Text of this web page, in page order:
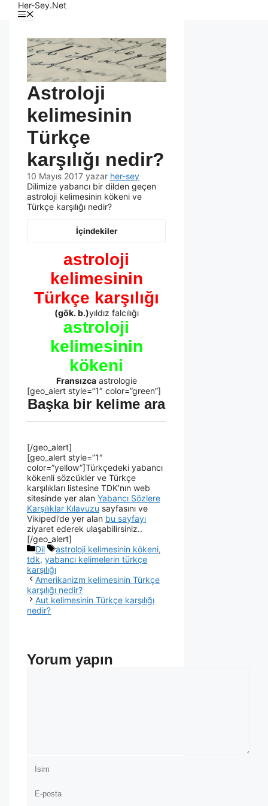
Her-Sey.Net
Astroloji
kelimesinin
Türkçe
karşılığı nedir?
10 Mayıs 2017 yazar her-sey
Dilimize yabancı bir dilden geçen
astroloji kelimesinin kökeni ve
Türkçe karşılığı nedir?
İçindekiler
astroloji
kelimesinin
Türkçe karşılığı
(gök. b.)yıldız falcılığı
astroloji
kelimesinin
kökeni
Fransızcaastrologie
[geo_alert style=”1″ color=”green”]
Başka bir kelime ara
[/geo_alert]
[geo_alert style=”1″
color=”yellow”]Türkçedeki yabancı
kökenli sözcükler ve Türkçe
karşılıkları listesine TDK’nın web
sitesinde yer alan Yabancı Sözlere
Karşılıklar Kılavuzu sayfasını ve
Vikipedi’de yer alan bu sayfayı
ziyaret ederek ulaşabilirsiniz..
[/geo_alert]
Dil
astroloji kelimesinin kökeni,
tdk, yabancı kelimelerin türkçe
karşılığı
Amerikanizm kelimesinin Türkçe
karşılığı nedir?
Aut kelimesinin Türkçe karşılığı
nedir?
Yorum yapın